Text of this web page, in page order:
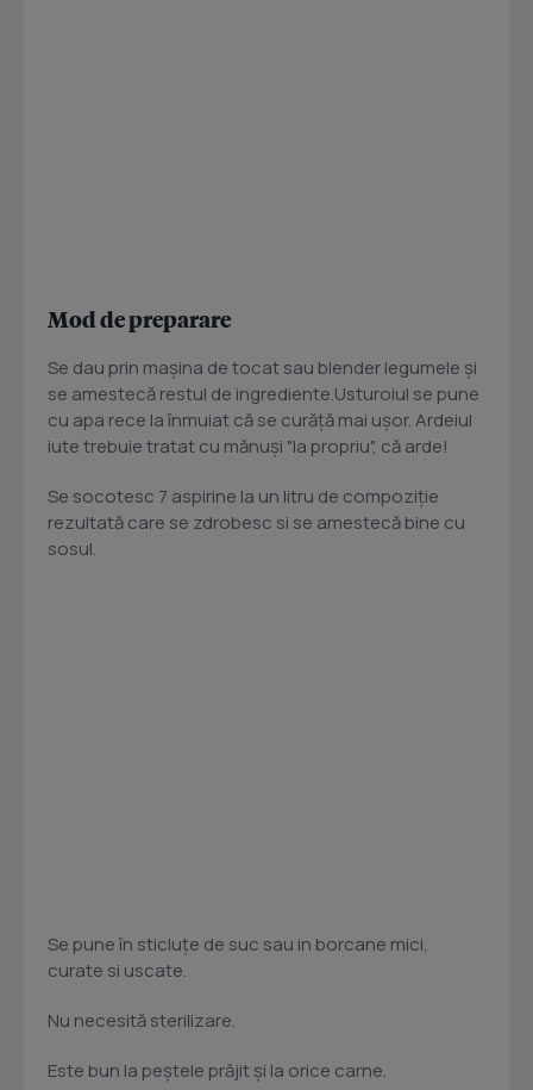
Mod de preparare
Se dau prin maşina de tocat sau blender legumele şi
se amestecă restul de ingrediente.Usturoiul se pune
cu apa rece la înmuiat că se curăţă mai uşor. Ardeiul
iute trebuie tratat cu mănuşi "la propriu", că arde!
Se socotesc 7 aspirine la un litru de compoziţie
rezultată care se zdrobesc si se amestecă bine cu
sosul.
Se pune în sticluţe de suc sau in borcane mici,
curate si uscate.
Nu necesită sterilizare.
Este bun la peştele prăjit şi la orice carne.